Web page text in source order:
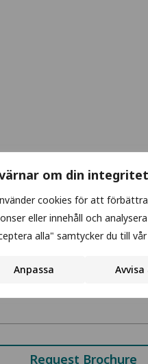
om din integritet
cookies för att
eller innehåll och
alla" samtycker du till
Anpassa Avvisa
Request Brochure